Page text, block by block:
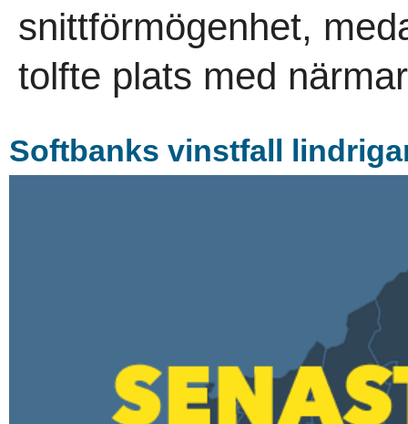
snittförmögenhet,
tolfte plats med
Softbanks vinstfall